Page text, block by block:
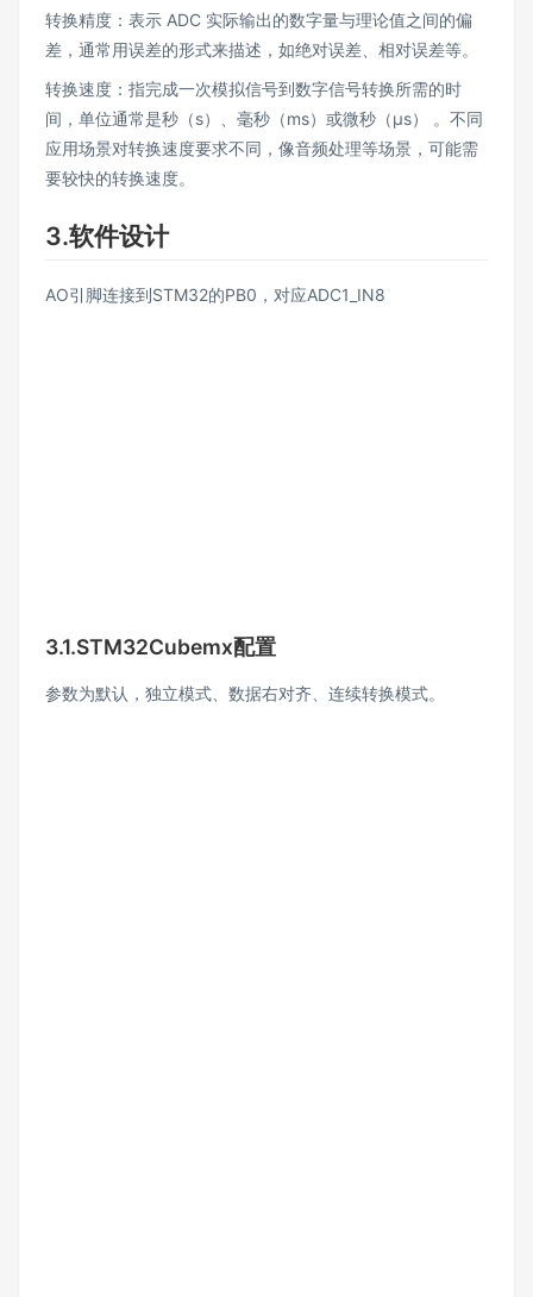
转换精度：表示 ADC 实际输出的数字量与理论值之间的偏
差，通常用误差的形式来描述，如绝对误差、相对误差等。
转换速度：指完成一次模拟信号到数字信号转换所需的时
间，单位通常是秒（s）、毫秒（ms）或微秒（μs） 。不同
应用场景对转换速度要求不同，像音频处理等场景，可能需
要较快的转换速度。
3.软件设计
AO引脚连接到STM32的PB0，对应ADC1_IN8
3.1.STM32Cubemx配置
参数为默认，独立模式、数据右对齐、连续转换模式。